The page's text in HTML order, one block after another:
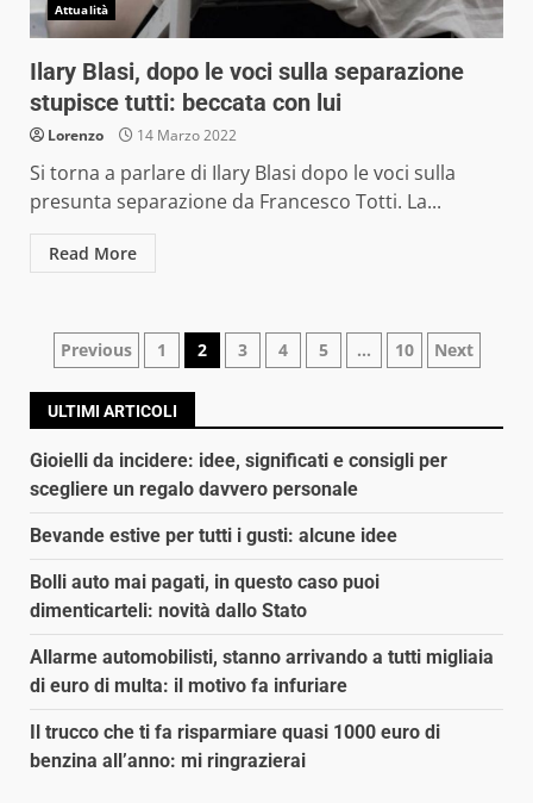
Attualità
Ilary Blasi, dopo le voci sulla separazione
stupisce tutti: beccata con lui
Lorenzo 14 Marzo 2022
Si torna a parlare di Ilary Blasi dopo le voci sulla
presunta separazione da Francesco Totti. La...
Read More
Navigazione
articoli
Previous 1 2 3 4 5 … 10 Next
ULTIMI ARTICOLI
Gioielli da incidere: idee, significati e consigli per
scegliere un regalo davvero personale
Bevande estive per tutti i gusti: alcune idee
Bolli auto mai pagati, in questo caso puoi
dimenticarteli: novità dallo Stato
Allarme automobilisti, stanno arrivando a tutti migliaia
di euro di multa: il motivo fa infuriare
Il trucco che ti fa risparmiare quasi 1000 euro di
benzina all’anno: mi ringrazierai